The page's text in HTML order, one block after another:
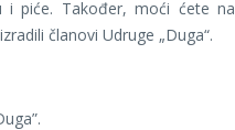
i piće. Također, moći ćete na
članovi Udruge „Duga“.